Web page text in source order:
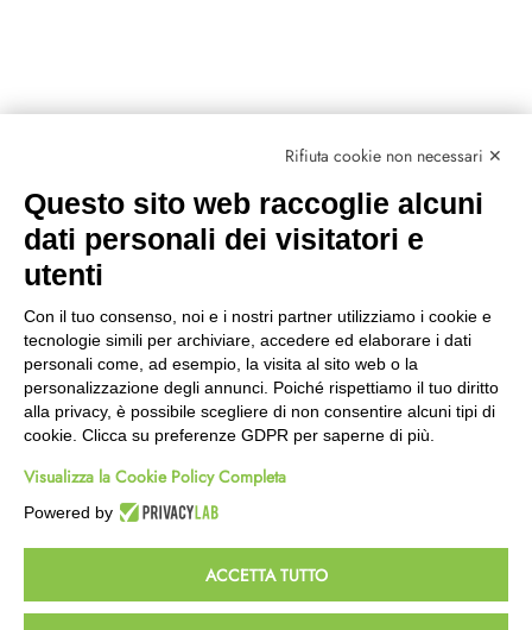
Rifiuta cookie non necessari ✕
Questo sito web raccoglie alcuni
dati personali dei visitatori e
utenti
Con il tuo consenso, noi e i nostri partner utilizziamo i cookie e
tecnologie simili per archiviare, accedere ed elaborare i dati
personali come, ad esempio, la visita al sito web o la
personalizzazione degli annunci. Poiché rispettiamo il tuo diritto
alla privacy, è possibile scegliere di non consentire alcuni tipi di
cookie. Clicca su preferenze GDPR per saperne di più.
Visualizza la Cookie Policy Completa
Powered by
ACCETTA TUTTO